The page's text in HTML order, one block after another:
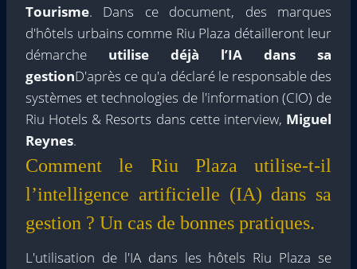
Tourisme. Dans ce document, des marques
d'hôtels urbains comme Riu Plaza détailleront leur
démarche utilise déjà l’IA dans sa
gestionD'après ce qu'a déclaré le responsable des
systèmes et technologies de l'information (CIO) de
Riu Hotels & Resorts dans cette interview, Miguel
Reynes.
Comment le Riu Plaza utilise-t-il
l’intelligence artificielle (IA) dans sa
gestion ? Un cas de bonnes pratiques.
L'utilisation de l'IA dans les hôtels Riu Plaza se